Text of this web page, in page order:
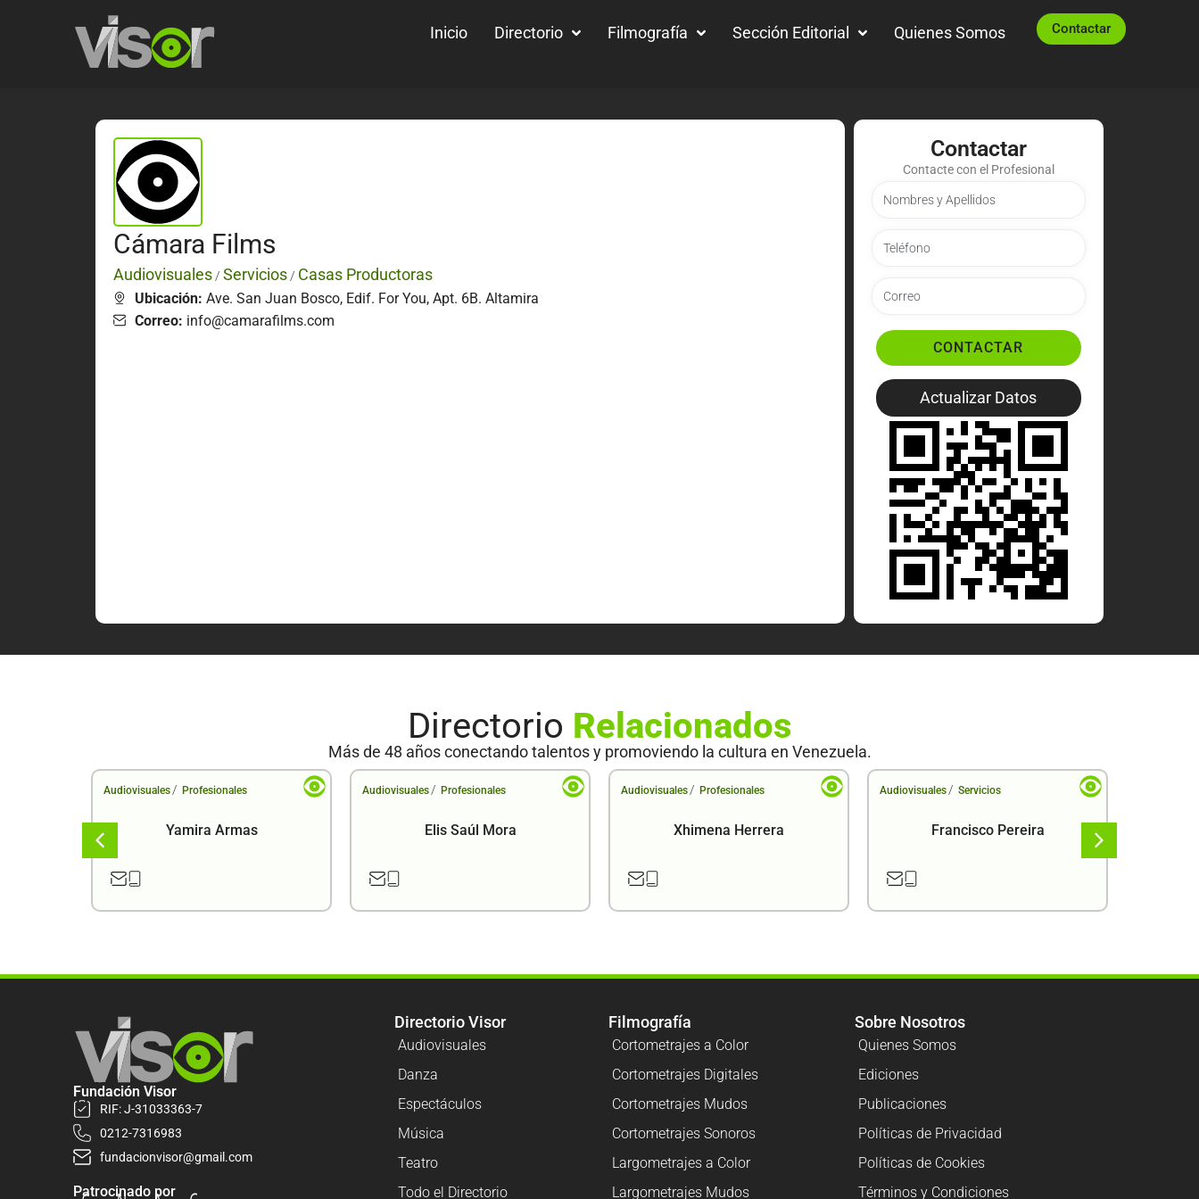
Inicio Directorio Filmografía Sección Editorial Quienes Somos Contactar
Cámara Films
Audiovisuales / Servicios / Casas Productoras
Ubicación: Ave. San Juan Bosco, Edif. For You, Apt. 6B. Altamira
Correo: info@camarafilms.com
Contactar
Contacte con el Profesional
CONTACTAR
Actualizar Datos
Directorio Relacionados
Más de 48 años conectando talentos y promoviendo la cultura en Venezuela.
Audiovisuales / Profesionales
Yamira Armas
Audiovisuales / Profesionales
Elis Saúl Mora
Audiovisuales / Profesionales
Xhimena Herrera
Audiovisuales / Servicios
Francisco Pereira
Fundación Visor
RIF: J-31033363-7
0212-7316983
fundacionvisor@gmail.com
Patrocinado por
Directorio Visor
Audiovisuales
Danza
Espectáculos
Música
Teatro
Todo el Directorio
Filmografía
Cortometrajes a Color
Cortometrajes Digitales
Cortometrajes Mudos
Cortometrajes Sonoros
Largometrajes a Color
Largometrajes Mudos
Sobre Nosotros
Quienes Somos
Ediciones
Publicaciones
Políticas de Privacidad
Políticas de Cookies
Términos y Condiciones